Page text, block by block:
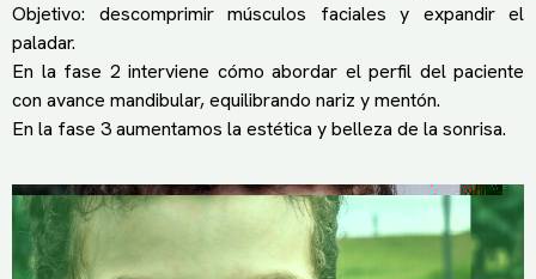
Objetivo: descomprimir músculos faciales y expandir el
paladar.
En la fase 2 interviene cómo abordar el perfil del paciente
con avance mandibular, equilibrando nariz y mentón.
En la fase 3 aumentamos la estética y belleza de la sonrisa.